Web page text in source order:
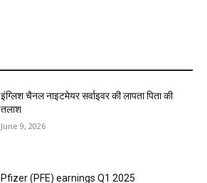
इंग्लिश चैनल नाइटमेयर सर्वाइवर की लापता पिता की
तलाश
June 9, 2026
Pfizer (PFE) earnings Q1 2025